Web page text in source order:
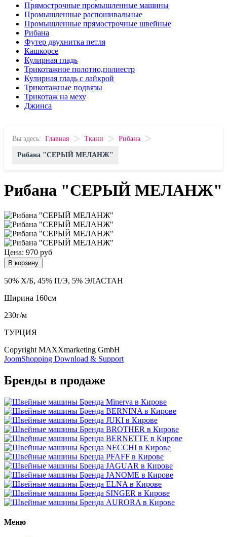
Прямострочные промышленные машины
Промышленные распошивальные
Промышленные прямострочные швейные
Рибана
Футер двухнитка петля
Кашкорсе
Кулирная гладь
Трикотажное полотно,полиестр
Кулирная гладь с лайкрой
Трикотажные подвязы
Трикотаж на меху
Джинса
Вы здесь: Главная > Ткани > Рибана >
Рибана "СЕРЫЙ МЕЛАНЖ"
Рибана "СЕРЫЙ МЕЛАНЖ"
Цена: 970 руб
В корзину
50% Х/Б, 45% П/Э, 5% ЭЛАСТАН
Ширина 160см
230г/м
ТУРЦИЯ
Copyright MAXXmarketing GmbH
JoomShopping Download & Support
Бренды в продаже
Меню